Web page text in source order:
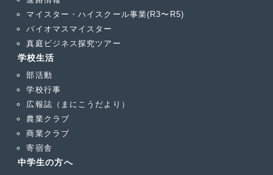
マイスター・ハイスクール事業(R3〜R5)
バイオマスマイスター
真庭ビジネス探究ツアー
学校生活
部活動
学校行事
広報誌（まにこうだより）
農業クラブ
商業クラブ
寄宿舎
中学生の方へ